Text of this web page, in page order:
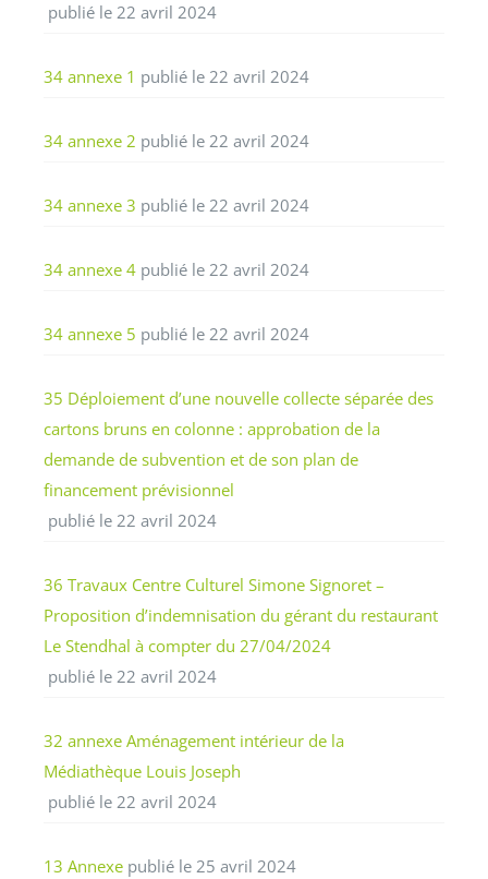
publié le 22 avril 2024
34 annexe 1 publié le 22 avril 2024
34 annexe 2 publié le 22 avril 2024
34 annexe 3 publié le 22 avril 2024
34 annexe 4 publié le 22 avril 2024
34 annexe 5 publié le 22 avril 2024
35 Déploiement d’une nouvelle collecte séparée des
cartons bruns en colonne : approbation de la
demande de subvention et de son plan de
financement prévisionnel
publié le 22 avril 2024
36 Travaux Centre Culturel Simone Signoret –
Proposition d’indemnisation du gérant du restaurant
Le Stendhal à compter du 27/04/2024
publié le 22 avril 2024
32 annexe Aménagement intérieur de la
Médiathèque Louis Joseph
publié le 22 avril 2024
13 Annexe publié le 25 avril 2024